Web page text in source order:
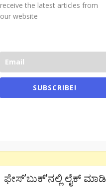
receive the latest articles from
our website
SUBSCRIBE!
ಫೇಸ್’ಬುಕ್’ನಲ್ಲಿ ಲೈಕ್ ಮಾಡಿ